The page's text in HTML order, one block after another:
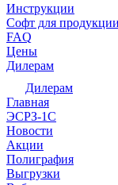
Инструкции
Софт для продукции
FAQ
Цены
Дилерам
Дилерам
Главная
ЭСРЗ-1С
Новости
Акции
Полиграфия
Выгрузки